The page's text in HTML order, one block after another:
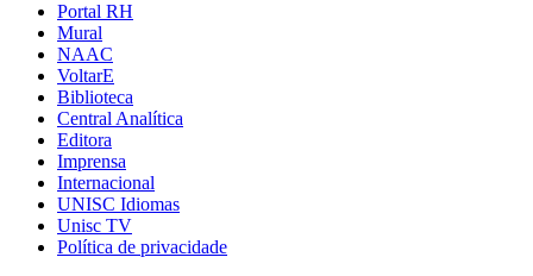
Portal RH
Mural
NAAC
VoltarE
Biblioteca
Central Analítica
Editora
Imprensa
Internacional
UNISC Idiomas
Unisc TV
Política de privacidade